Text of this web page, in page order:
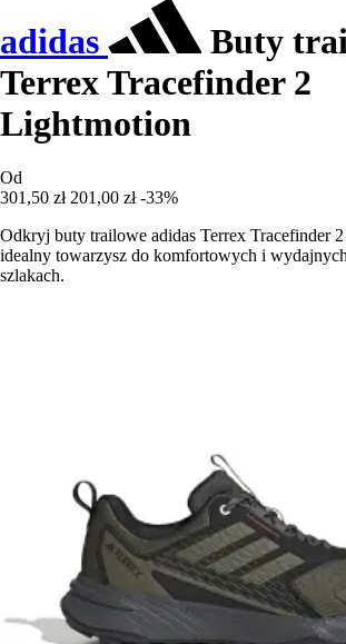
adidas
Buty
Terrex Tracefinder 2
Lightmotion
Od
301,50 zł 201,00 zł -33%
Odkryj buty trailowe adidas Terrex Tracefinder
idealny towarzysz do komfortowych i
szlakach.